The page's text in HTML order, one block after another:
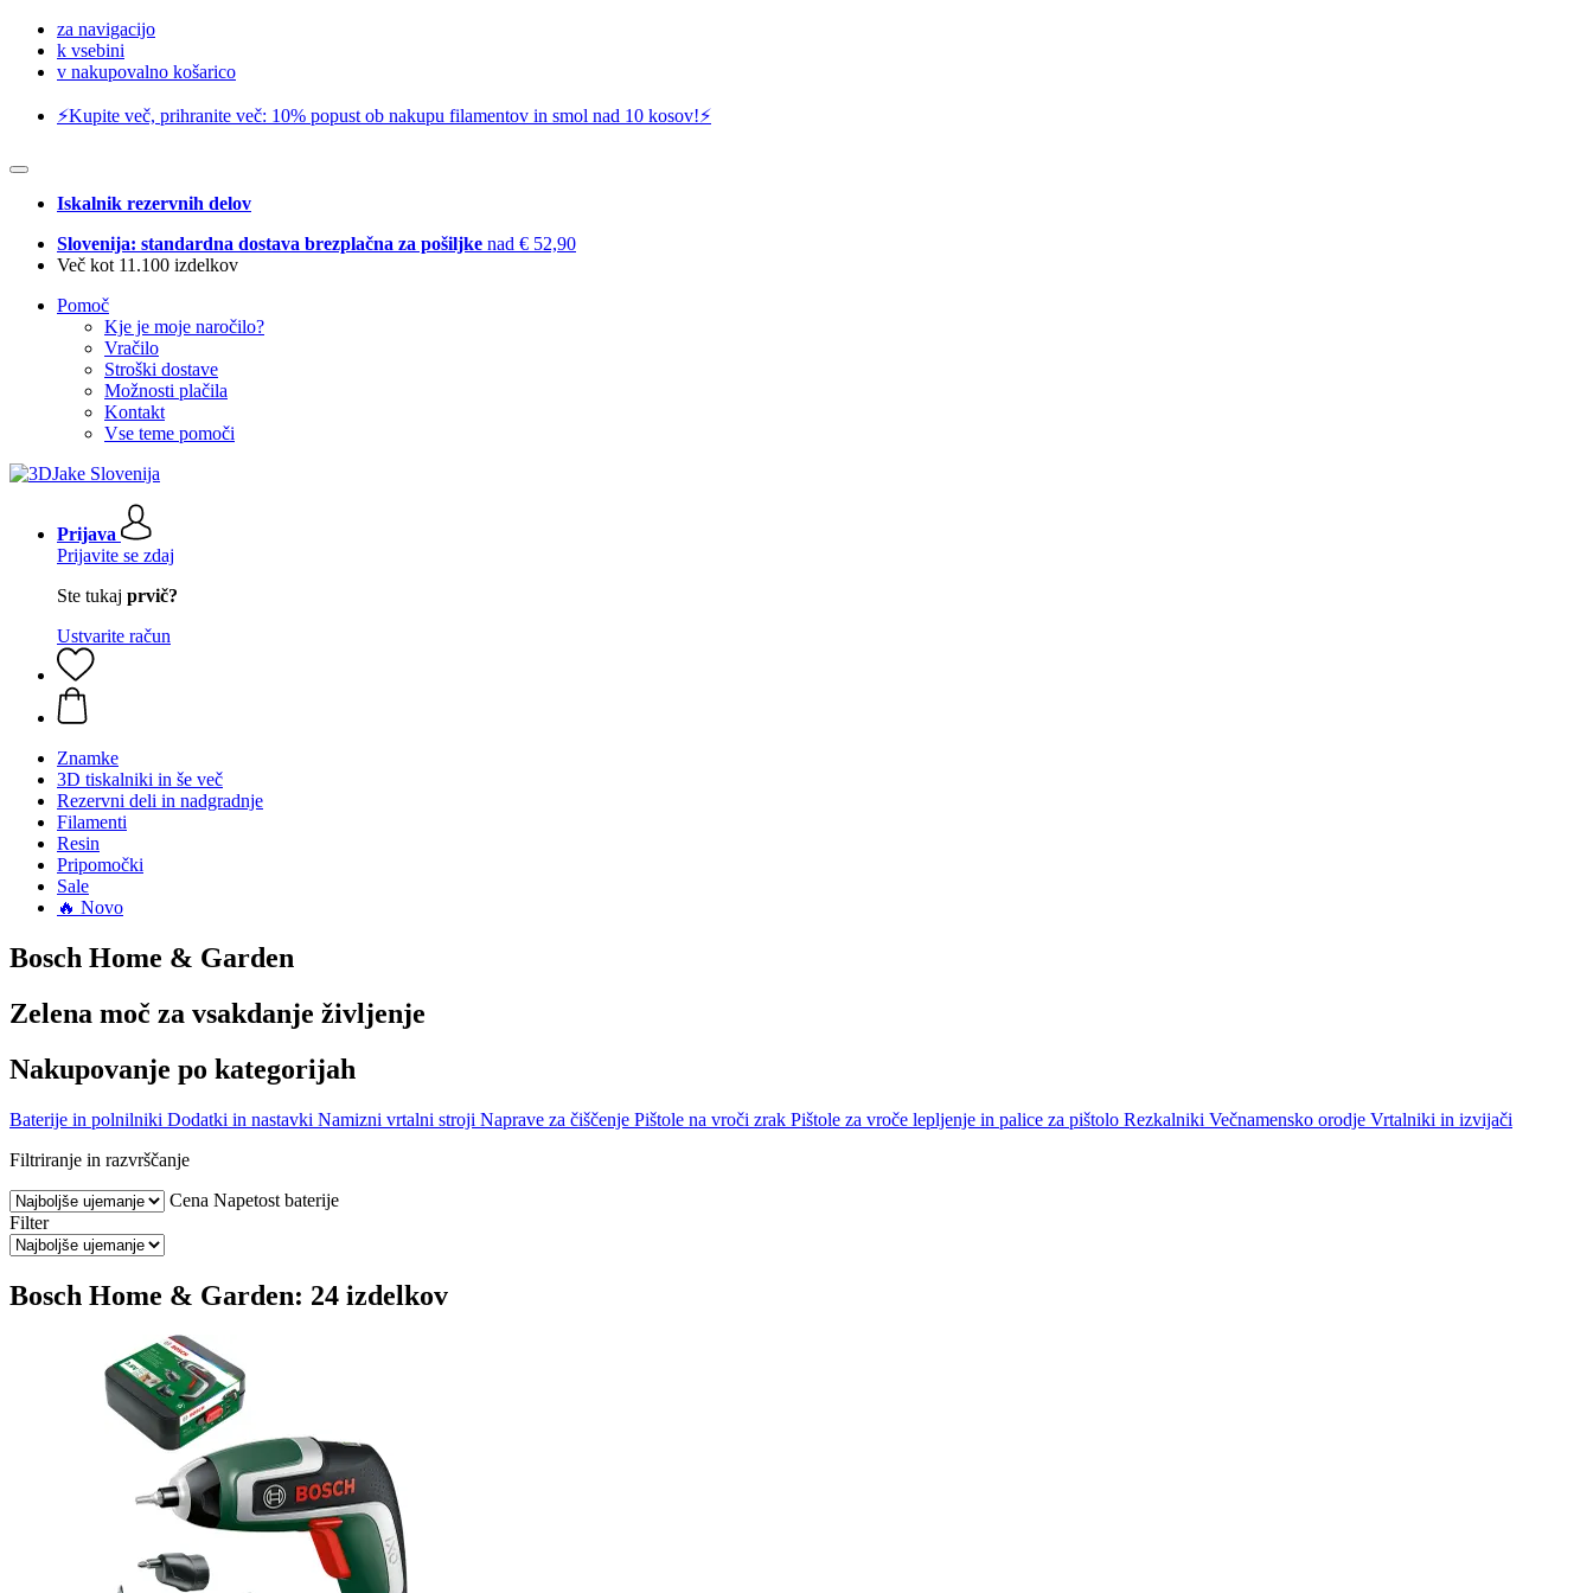
za navigacijo
k vsebini
v nakupovalno košarico
⚡️Kupite več, prihranite več: 10% popust ob nakupu filamentov in smol nad 10 kosov!⚡️
Iskalnik rezervnih delov
Slovenija: standardna dostava brezplačna za pošiljke nad € 52,90
Več kot 11.100 izdelkov
Pomoč
Kje je moje naročilo?
Vračilo
Stroški dostave
Možnosti plačila
Kontakt
Vse teme pomoči
Prijava
Prijavite se zdaj
Ste tukaj prvič?
Ustvarite račun
Znamke
3D tiskalniki in še več
Rezervni deli in nadgradnje
Filamenti
Resin
Pripomočki
Sale
🔥 Novo
Bosch Home & Garden
Zelena moč za vsakdanje življenje
Nakupovanje po kategorijah
Baterije in polnilniki Dodatki in nastavki Namizni vrtalni stroji Naprave za čiščenje Pištole na vroči zrak Pištole za vroče lepljenje in palice za pištolo Rezkalniki Večnamensko orodje Vrtalniki in izvijači
Filtriranje in razvrščanje
Cena Napetost baterije
Filter
Bosch Home & Garden: 24 izdelkov